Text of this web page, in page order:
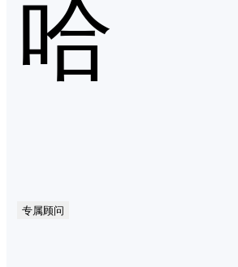
哈
专属顾问